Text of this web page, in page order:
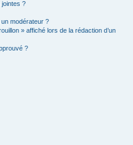
jointes ?
modérateur ?
» affiché lors de la rédaction d’un
?